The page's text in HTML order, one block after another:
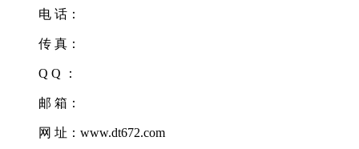
电 话：
传 真：
Q Q ：
邮 箱：
网 址：www.dt672.com